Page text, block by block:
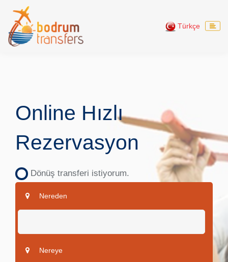
Türkçe
Online Hızlı
Rezervasyon
Dönüş transferi istiyorum.
Nereden
Nereye